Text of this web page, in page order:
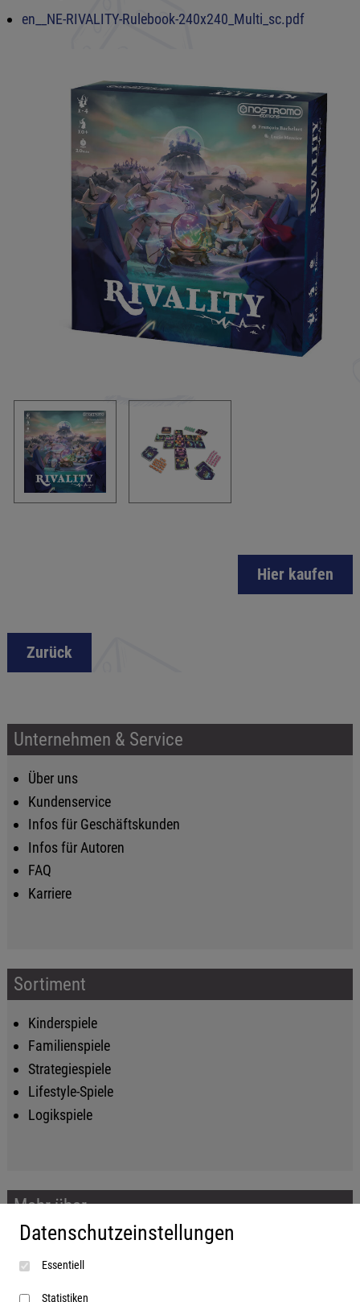
en__NE-RIVALITY-Rulebook-240x240_Multi_sc.pdf
Hier kaufen
Zurück
Unternehmen & Service
Über uns
Kundenservice
Infos für Geschäftskunden
Infos für Autoren
FAQ
Karriere
Sortiment
Kinderspiele
Familienspiele
Strategiespiele
Lifestyle-Spiele
Logikspiele
Mehr über...
Impressum
AGB
Datenschutzerklärung
Datenschutzeinstellungen
Essentiell
Statistiken